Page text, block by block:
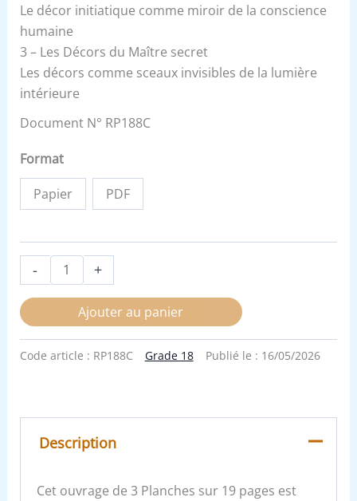
Le décor initiatique comme miroir de la conscience
humaine
3 – Les Décors du Maître secret
Les décors comme sceaux invisibles de la lumière
intérieure
Document N° RP188C
Format
Papier PDF
- +
Ajouter au panier
Code article : RP188C Grade 18 Publié le : 16/05/2026
Description
Cet ouvrage de 3 Planches sur 19 pages est